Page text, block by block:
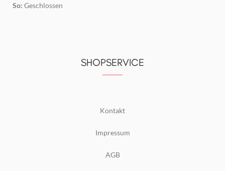
So: Geschlossen
SHOPSERVICE
Kontakt
Impressum
AGB